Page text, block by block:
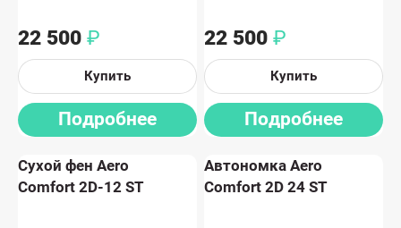
22 500 ₽
Купить
Подробнее
22 500 ₽
Купить
Подробнее
Сухой фен Aero
Comfort 2D-12 ST
Автономка Aero
Comfort 2D 24 ST